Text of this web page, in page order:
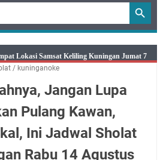
7 Agustus 2026 Mobil SIM Keliling Ada di
Sindangagung
Pagi Jumat 8 Agustus 2026: Jika Keberkahan
Meskipun Memiliki Sekarung Penuh Uang
Lima Waktu itu Bukan Cuma Kewajiban, Tapi
/ kuninganoke
Jangan Lupa
Pulang Kawan,
Ini Jadwal Sholat
Rabu 14 Agustus